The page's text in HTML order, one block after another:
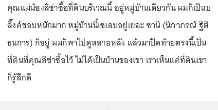
คุณแม่น้องลิซ่าซื้อที่ดินบริเวณนี้ อยู่หมู่บ้านเดียวกัน ผมก็เป็นบ
ลิ๊งค์ชอบหนักมาก หมู่บ้านนี้เซเลบอยู่เยอะ ซานิ (นิภาภรณ์ ฐิติ
ธนการ) ก็อยู่ ผมก็พาไปดูหลายหลัง แล้วมาปิดท้ายตรงนี้เป็น
ที่ดินที่คุณลิซ่าซื้อไว้ ไม่ได้เป็นบ้านของเขา เราเห็นแค่ที่ดินเขา
ก็รู้สึกดี